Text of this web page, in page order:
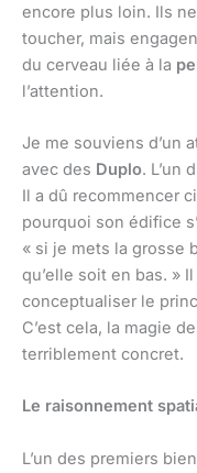
encore plus loin. Ils
toucher, mais
du cerveau liée à la
l’attention.
Je me souviens d’un
avec des Duplo. L’un
Il a dû recommencer
pourquoi son édifice
« si je mets la grosse
qu’elle soit en bas. »
conceptualiser le
C’est cela, la magie
terriblement concret.
Le raisonnement
L’un des premiers